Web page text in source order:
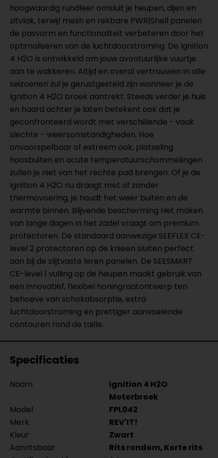
hoogwaardig rundleer omsluit je heupen, dijen en
zitvlak, terwijl mesh en rekbare PWR|Shell panelen
de pasvorm en functionaliteit verbeteren door het
optimaliseren van de luchtdoorstroming. De Ignition
4 H2O is ontwikkeld om jouw avontuurlijke vuurtje
aan te wakkeren. Altijd en overal vertrouwen In alle
seizoenen zul je gerustgesteld zijn wanneer je de
Ignition 4 H2O broek aantrekt. Steeds verder je huis
en haard achter je laten betekent ook dat je
geconfronteerd wordt met verschillende - vaak
slechte - weersomstandigheden. Hoe
onvoorspelbaar of extreem ook, plotseling
hoosbuiten en acute temperatuurschommelingen
zullen je niet van het rechte pad brengen. Of je de
Ignition 4 H2O nu draagt met of zonder
thermovoering, je houdt het weer buiten en de
warmte binnen. Blijvende bescherming Het maken
van lange dagen in het zadel vraagt om premium
protectoren. De standaard aanwezige SEEFLEX CE-
level 2 protectoren op de knieën sluiten perfect
aan bij de slijtvaste leren panelen. De SEESMART
CE-level 1 vulling op de heupen maakt gebruik van
een innovatief, flexibel honingraatontwerp ten
behoeve van schokabsorptie, extra
luchtdoorstroming en prettiger aanvoelende
contouren rond de taille.
Specificaties
Naam
Ignition 4 H2O
Motorbroek
Model
FPL042
Merk
REV'IT!
Kleur
Zwart
Aanritsbaar
Rits rondom, Korte rits